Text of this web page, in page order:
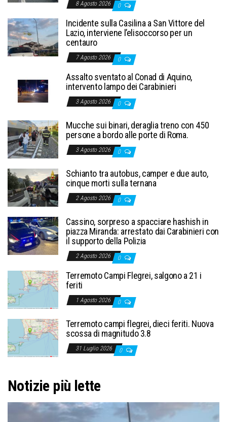
8 Agosto 2026 0
Incidente sulla Casilina a San Vittore del
Lazio, interviene l’elisoccorso per un
centauro
7 Agosto 2026 0
Assalto sventato al Conad di Aquino,
intervento lampo dei Carabinieri
3 Agosto 2026 0
Mucche sui binari, deraglia treno con 450
persone a bordo alle porte di Roma.
3 Agosto 2026 0
Schianto tra autobus, camper e due auto,
cinque morti sulla ternana
2 Agosto 2026 0
Cassino, sorpreso a spacciare hashish in
piazza Miranda: arrestato dai Carabinieri con
il supporto della Polizia
2 Agosto 2026 0
Terremoto Campi Flegrei, salgono a 21 i
feriti
1 Agosto 2026 0
Terremoto campi flegrei, dieci feriti. Nuova
scossa di magnitudo 3.8
31 Luglio 2026 0
Notizie più lette